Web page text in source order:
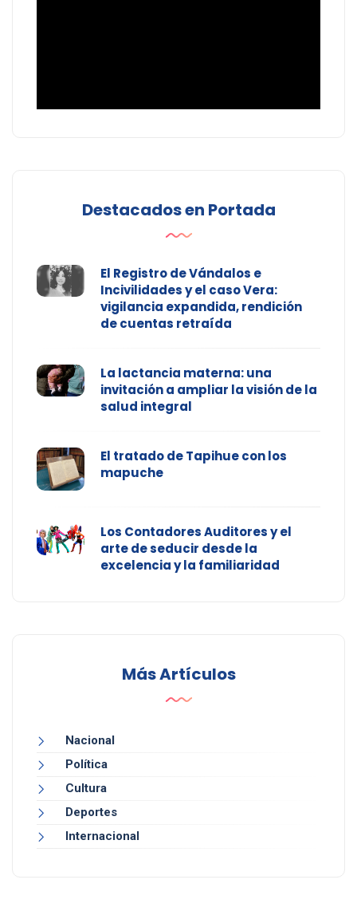
Destacados en Portada
El Registro de Vándalos e
Incivilidades y el caso Vera:
vigilancia expandida, rendición
de cuentas retraída
La lactancia materna: una
invitación a ampliar la visión de la
salud integral
El tratado de Tapihue con los
mapuche
Los Contadores Auditores y el
arte de seducir desde la
excelencia y la familiaridad
Más Artículos
Nacional
Política
Cultura
Deportes
Internacional